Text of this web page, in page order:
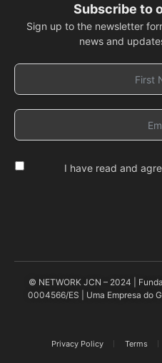
Subscribe to
Sign up to the newsletter
news and
I have read and
© NETWORK JCN – 2024 |
0004566/ES | Uma Empresa do
Privacy Policy Terms